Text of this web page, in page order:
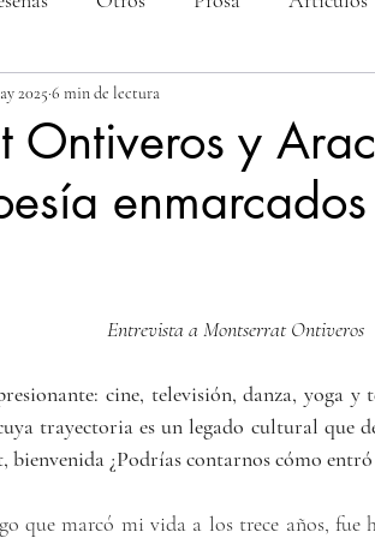
Ontiveros y
2025 6 min de lectura
Entrevista a Montserrat Ontiveros
cine, televisión, danza, yoga
trayectoria es un legado cultural que
bienvenida ¿Podrías contarnos cómo
que marcó mi vida a los trece años, fue